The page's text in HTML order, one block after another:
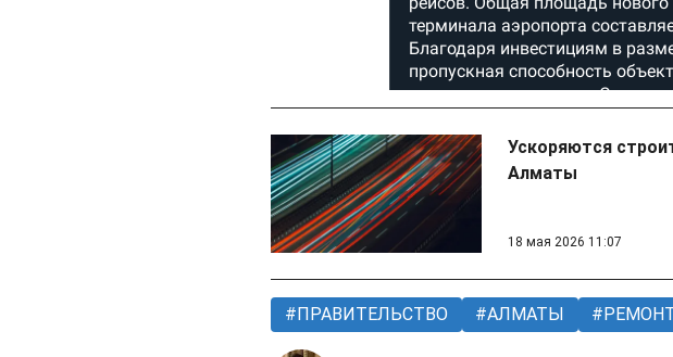
Ускоряются
Алматы
18 мая 2026 11:07
ПРАВИТЕЛЬСТВО АЛМАТЫ